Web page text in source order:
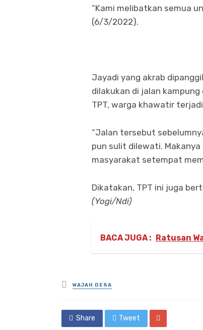
“Kami melibatkan semua
(6/3/2022).
Jayadi yang akrab
dilakukan di jalan
TPT, warga khawatir
“Jalan tersebut
pun sulit dilewati.
masyarakat setempat
Dikatakan, TPT ini juga
(Yogi/Ndi)
BACA JUGA : Ratusan
Posted
in
WAJAH DESA
Share Tweet